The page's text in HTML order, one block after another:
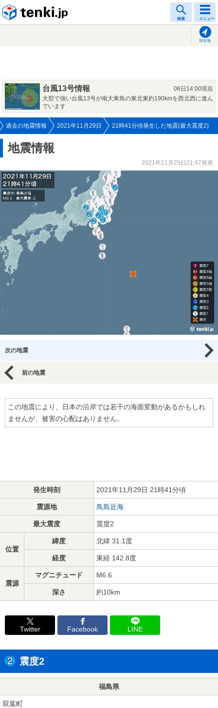
検索 メニュー
現在地
台風13号情報
06日14:00現在
大型で強い台風13号が南大東島の東北東約190kmを西北西に進ん
でいます
過去の地震情報 2021年11月29日 21時41分頃発生した地震(最大震度2)
地震情報
2021年11月29日21:47発表
次の地震
前の地震
この地震により、日本の沿岸では若干の海面変動があるかもしれ
ませんが、被害の心配はありません。
発生時刻 2021年11月29日 21時41分頃
震源地 鳥島近海
最大震度 震度2
位置
緯度 北緯 31.1度
経度 東経 142.8度
震源
マグニチュード M6.6
深さ 約10km
Twitter Facebook LINE
震度2
福島県
双葉町